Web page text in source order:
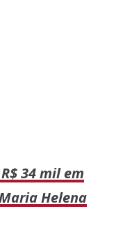
34 mil em
Helena